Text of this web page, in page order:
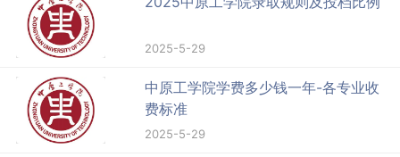
2025-5-29
中原工学院学费多少钱一年-各专业收
费标准
2025-5-29